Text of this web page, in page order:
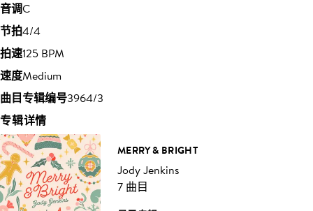
音调C
节拍4/4
拍速125 BPM
速度Medium
曲目专辑编号3964/3
专辑详情
MERRY & BRIGHT
Jody Jenkins
7 曲目